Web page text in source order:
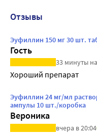
Отзывы
Эуфиллин 150 мг 30 шт.
Гость
33 минуты
Хороший препарат
Эуфиллин 24 мг/мл
ампулы 10 шт./коробка
Вероника
вчера в 20:04